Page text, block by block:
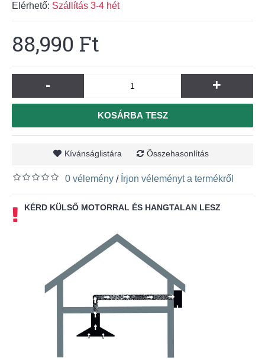
Elérhető: Szállítás 3-4 hét
88,990 Ft
- +
KOSÁRBA TESZ
Kívánságlistára Összehasonlítás
0 vélemény / Írjon véleményt a termékről
KÉRD KÜLSŐ MOTORRAL ÉS HANGTALAN LESZ